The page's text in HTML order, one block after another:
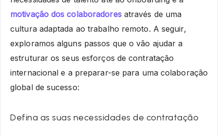
motivação dos colaboradoresatravés de uma
cultura adaptada ao trabalho remoto. A seguir,
exploramos alguns passos que o vão ajudar a
estruturar os seus esforços de contratação
internacional e a preparar-se para uma colaboração
global de sucesso:
Defina as suas necessidades de contratação